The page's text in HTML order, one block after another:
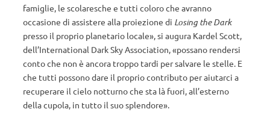
famiglie, le scolaresche e tutti coloro che avranno
occasione di assistere alla proiezione di Losing the Dark
presso il proprio planetario locale», si augura Kardel Scott,
dell’International Dark Sky Association, «possano rendersi
conto che non è ancora troppo tardi per salvare le stelle. E
che tutti possono dare il proprio contributo per aiutarci a
recuperare il cielo notturno che sta là fuori, all’esterno
della cupola, in tutto il suo splendore».